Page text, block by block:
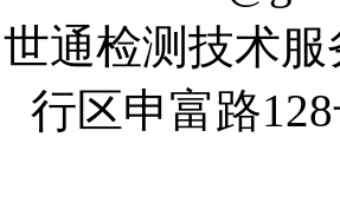
世通检测技术
行区申富路